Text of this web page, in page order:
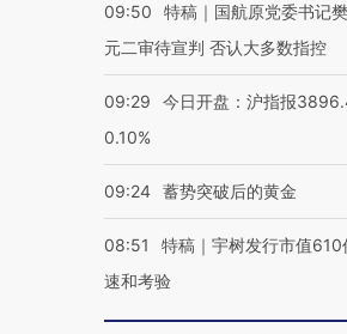
09:50
特稿｜国航原党委书记
元二审待宣判 否认大多数指控
09:29
今日开盘：沪指报
0.10%
09:24 蓄势突破后的黄金
08:51
特稿｜宇树发行市值610
速和考验